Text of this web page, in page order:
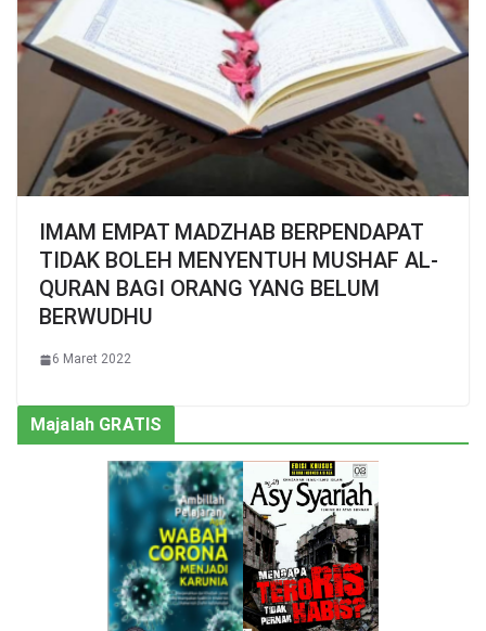
IMAM EMPAT MADZHAB BERPENDAPAT
TIDAK BOLEH MENYENTUH MUSHAF AL-
QURAN BAGI ORANG YANG BELUM
BERWUDHU
6 Maret 2022
Majalah GRATIS